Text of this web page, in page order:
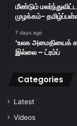
மீண்டும்
முழக்கம்-
7 days ago
‘உலக அமைதியைக்
இல்லை – ட்ரம்ப்
Categories
Latest
Videos